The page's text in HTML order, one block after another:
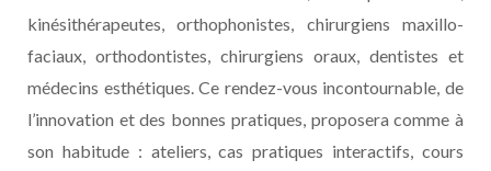
kinésithérapeutes, orthophonistes, chirurgiens maxillo-
faciaux, orthodontistes, chirurgiens oraux, dentistes et
médecins esthétiques. Ce rendez-vous incontournable, de
l’innovation et des bonnes pratiques, proposera comme à
son habitude : ateliers, cas pratiques interactifs, cours